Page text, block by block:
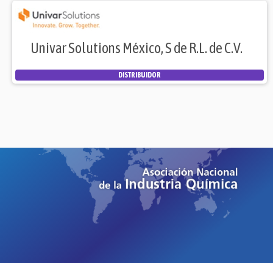
Univar Solutions México, S de R.L. de C.V.
DISTRIBUIDOR